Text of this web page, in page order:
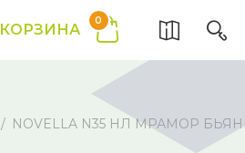
КОРЗИНА
0
NOVELLA N35 НЛ МРАМОР